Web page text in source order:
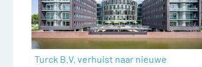
Turck B.V. verhuist naar nieuwe